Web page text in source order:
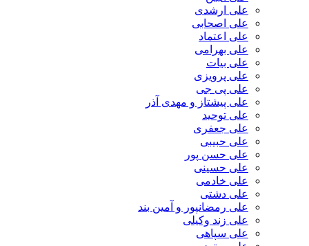
علی ارشدی
علی اصحابی
علی اعتماد
علی بهرامی
علی بیات
علی پرویزی
علی پی جی
علی پیشتاز و مهدی آذر
علی توحید
علی جعفری
علی حبیبی
علی حسن پور
علی حسینی
علی خادمی
علی دشتی
علی رمضانپور و آمین بند
علی زند وکیلی
علی سپاهی